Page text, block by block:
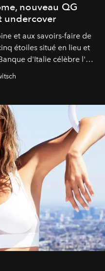
nouveau QG
undercover
et aux savoirs-faire de
étoiles situé en lieu et
d'Italie célèbre l'art
élégance intemporelle.